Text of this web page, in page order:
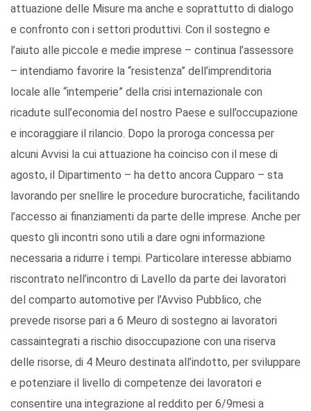
attuazione delle Misure ma anche e soprattutto di dialogo
e confronto con i settori produttivi. Con il sostegno e
l’aiuto alle piccole e medie imprese – continua l’assessore
– intendiamo favorire la “resistenza” dell’imprenditoria
locale alle “intemperie” della crisi internazionale con
ricadute sull’economia del nostro Paese e sull’occupazione
e incoraggiare il rilancio. Dopo la proroga concessa per
alcuni Avvisi la cui attuazione ha coinciso con il mese di
agosto, il Dipartimento – ha detto ancora Cupparo – sta
lavorando per snellire le procedure burocratiche, facilitando
l’accesso ai finanziamenti da parte delle imprese. Anche per
questo gli incontri sono utili a dare ogni informazione
necessaria a ridurre i tempi. Particolare interesse abbiamo
riscontrato nell’incontro di Lavello da parte dei lavoratori
del comparto automotive per l’Avviso Pubblico, che
prevede risorse pari a 6 Meuro di sostegno ai lavoratori
cassaintegrati a rischio disoccupazione con una riserva
delle risorse, di 4 Meuro destinata all’indotto, per sviluppare
e potenziare il livello di competenze dei lavoratori e
consentire una integrazione al reddito per 6/9mesi a